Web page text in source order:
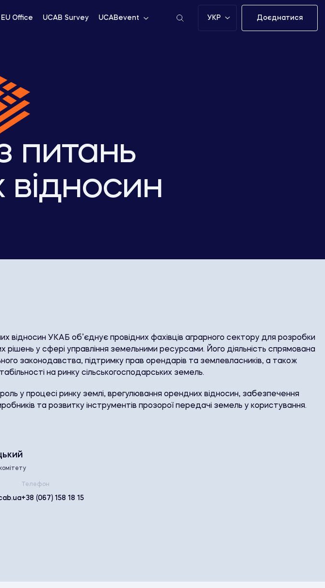
EU Office UCAB Survey UCABevent УКР Доєднатися
питань
відносин УКАБ об’єднує провідних фахівців аграрного сектору для розробки
рішень у сфері управління земельними ресурсами. Його діяльність спрямована
законодавства, підтримку прав орендарів та землевласників, а також
на ринку сільськогосподарських земель.
роль у процесі ринку землі, врегулювання орендних відносин, забезпечення
та розвитку інструментів прозорої передачі земель у користування.
Телефон
+38 (067) 158 18 15